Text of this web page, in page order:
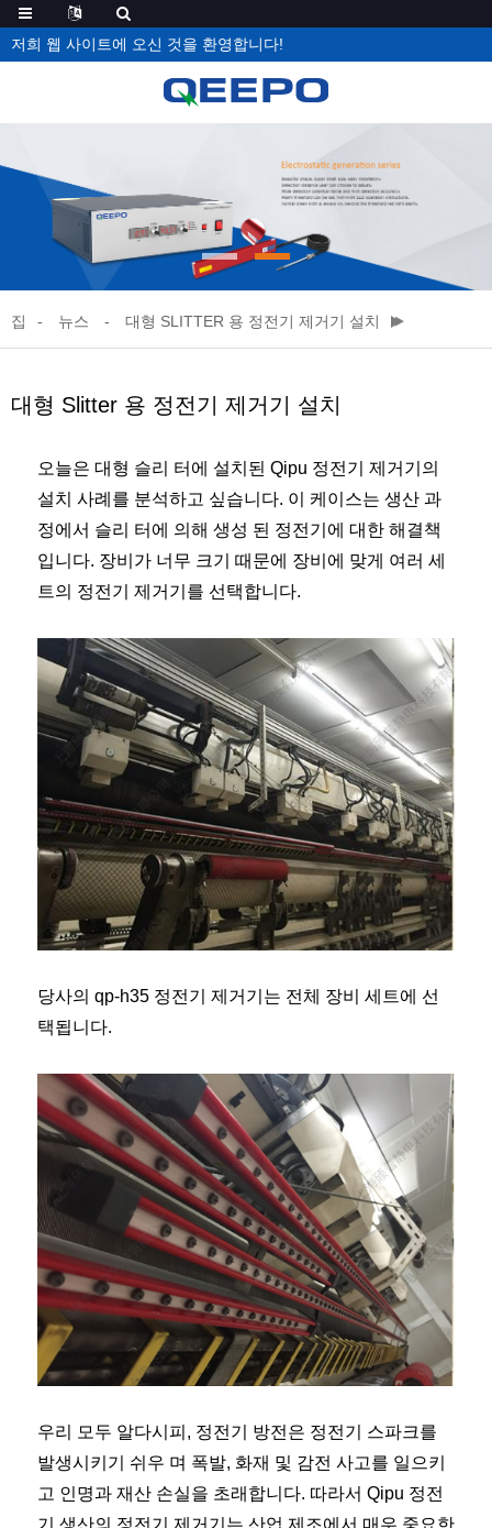
저희 웹 사이트에 오신 것을 환영합니다!
집 뉴스 대형 SLITTER 용 정전기 제거기 설치
대형 Slitter 용 정전기 제거기 설치
오늘은 대형 슬리 터에 설치된 Qipu 정전기 제거기의
설치 사례를 분석하고 싶습니다. 이 케이스는 생산 과
정에서 슬리 터에 의해 생성 된 정전기에 대한 해결책
입니다. 장비가 너무 크기 때문에 장비에 맞게 여러 세
트의 정전기 제거기를 선택합니다.
당사의 qp-h35 정전기 제거기는 전체 장비 세트에 선
택됩니다.
우리 모두 알다시피, 정전기 방전은 정전기 스파크를
발생시키기 쉬우 며 폭발, 화재 및 감전 사고를 일으키
고 인명과 재산 손실을 초래합니다. 따라서 Qipu 정전
기 생산의 정전기 제거기는 산업 제조에서 매우 중요한